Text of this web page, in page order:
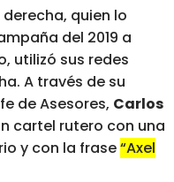
quien lo
del 2019 a
utilizó sus redes
A través de su
de Asesores, Carlos
cartel rutero con una
y con la frase“Axel